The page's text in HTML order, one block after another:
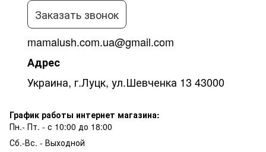
Заказать звонок
mamalush.com.ua@gmail.com
Адрес
Украина, г.Луцк, ул.Шевченка 13 43000
График работы интернет магазина:
Пн.- Пт. - с 10:00 до 18:00
Сб.-Вс. - Выходной